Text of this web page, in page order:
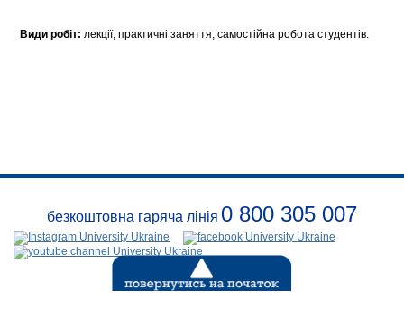
Види робіт: лекції, практичні заняття, самостійна робота студентів.
безкоштовна гаряча лінія 0 800 305 007
Про
заклад